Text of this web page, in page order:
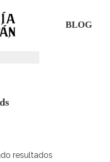
BLOG
resultados